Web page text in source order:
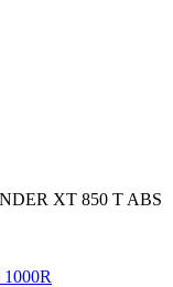
XT 850 T ABS